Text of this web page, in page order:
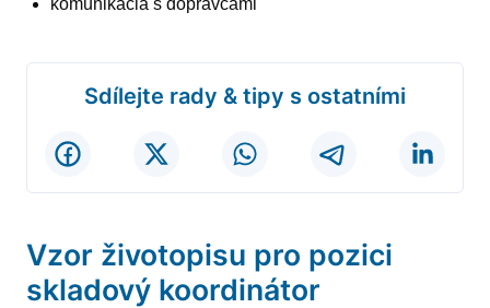
Sdílejte rady & tipy s ostatními
Vzor životopisu pro pozici
skladový koordinátor